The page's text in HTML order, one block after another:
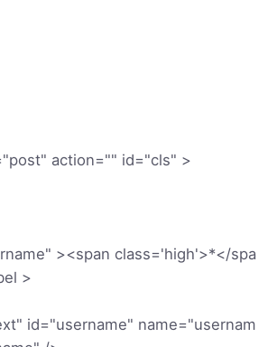
action="" id="cls" >
><span class='high'>*</spa
>
id="username" name="usernam